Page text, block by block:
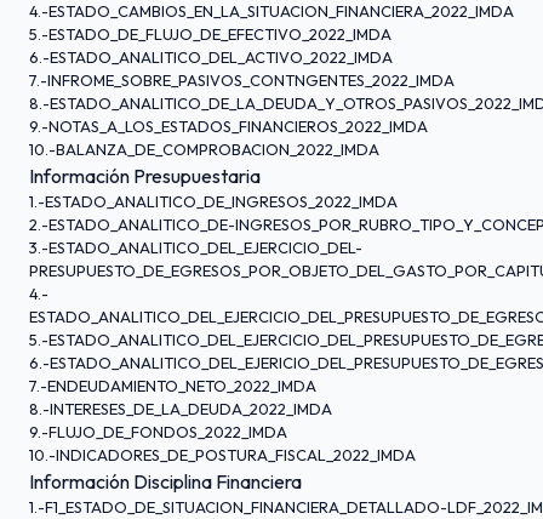
4.-ESTADO_CAMBIOS_EN_LA_SITUACION_FINANCIERA_2022_IMDA
5.-ESTADO_DE_FLUJO_DE_EFECTIVO_2022_IMDA
6.-ESTADO_ANALITICO_DEL_ACTIVO_2022_IMDA
7.-INFROME_SOBRE_PASIVOS_CONTNGENTES_2022_IMDA
8.-
9.-NOTAS_A_LOS_ESTADOS_FINANCIEROS_2022_IMDA
10.-BALANZA_DE_COMPROBACION_2022_IMDA
Información Presupuestaria
1.-ESTADO_ANALITICO_DE_INGRESOS_2022_IMDA
2.-ESTADO_ANALITICO_DE-
3.-ESTADO_ANALITICO_DEL_EJERCICIO_DEL-
4.-
5.-
6.-
7.-ENDEUDAMIENTO_NETO_2022_IMDA
8.-INTERESES_DE_LA_DEUDA_2022_IMDA
9.-FLUJO_DE_FONDOS_2022_IMDA
10.-INDICADORES_DE_POSTURA_FISCAL_2022_IMDA
Información Disciplina Financiera
1.-F1_ESTADO_DE_SITUACION_FINANCIERA_DETALLADO-